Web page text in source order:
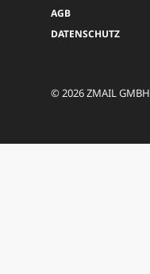
AGB
DATENSCHUTZ
© 2026 ZMAIL GMBH